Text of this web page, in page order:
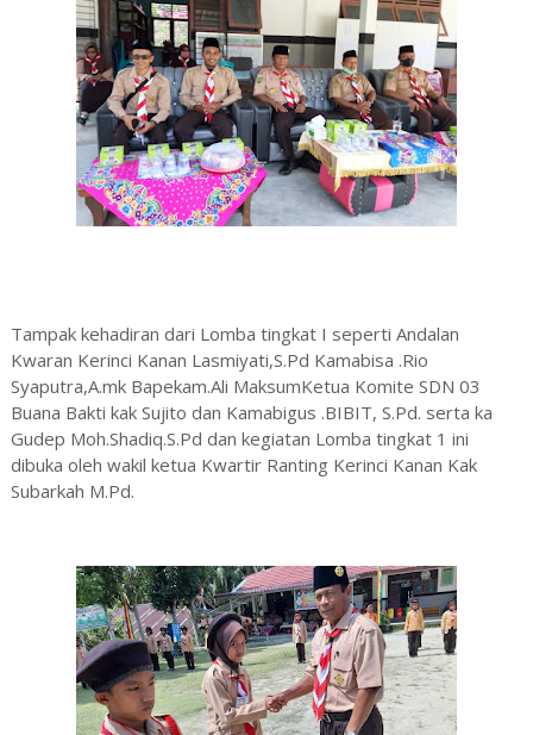
Tampak kehadiran dari Lomba tingkat I seperti Andalan
Kwaran Kerinci Kanan Lasmiyati,S.Pd Kamabisa .Rio
Syaputra,A.mk Bapekam.Ali MaksumKetua Komite SDN 03
Buana Bakti kak Sujito dan Kamabigus .BIBIT, S.Pd. serta ka
Gudep Moh.Shadiq.S.Pd dan kegiatan Lomba tingkat 1 ini
dibuka oleh wakil ketua Kwartir Ranting Kerinci Kanan Kak
Subarkah M.Pd.